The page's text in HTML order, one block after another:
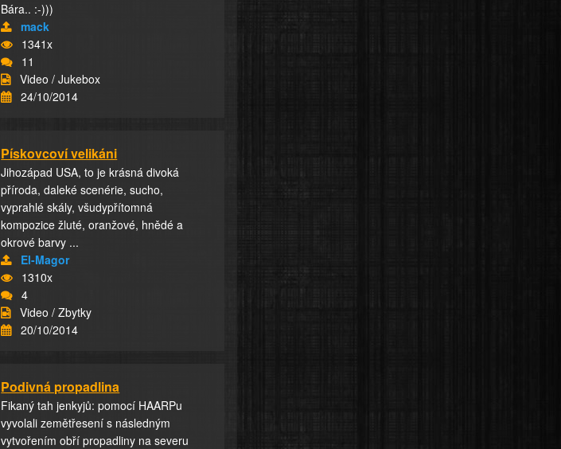
Bára.. :-)))
mack
1341x
11
Video / Jukebox
24/10/2014
Pískovcoví velikáni
Jihozápad USA, to je krásná divoká
příroda, daleké scenérie, sucho,
vyprahlé skály, všudypřítomná
kompozice žluté, oranžové, hnědé a
okrové barvy ...
El-Magor
1310x
4
Video / Zbytky
20/10/2014
Podivná propadlina
Fikaný tah jenkyjů: pomocí HAARPu
vyvolali zemětřesení s následným
vytvořením obří propadliny na severu